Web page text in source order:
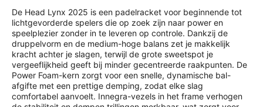
De Head Lynx 2025 is een padelracket voor beginnende tot
lichtgevorderde spelers die op zoek zijn naar power en
speelplezier zonder in te leveren op controle. Dankzij de
druppelvorm en de medium-hoge balans zet je makkelijk
kracht achter je slagen, terwijl de grote sweetspot je
vergeeflijkheid geeft bij minder gecentreerde raakpunten. De
Power Foam-kern zorgt voor een snelle, dynamische bal-
afgifte met een prettige demping, zodat elke slag
comfortabel aanvoelt. Innegra-vezels in het frame verhogen